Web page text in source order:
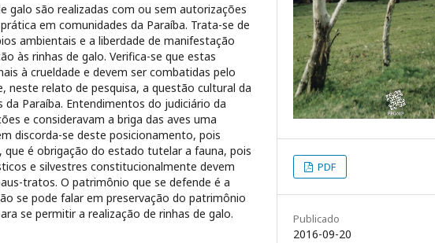
galo são realizadas com ou sem autorizações
em comunidades da Paraíba. Trata-se de
ambientais e a liberdade de manifestação
às rinhas de galo. Verifica-se que estas
à crueldade e devem ser combatidas pelo
neste relato de pesquisa, a questão cultural da
da Paraíba. Entendimentos do judiciário da
e consideravam a briga das aves uma
discorda-se deste posicionamento, pois
é obrigação do estado tutelar a fauna, pois
e silvestres constitucionalmente devem
tratos. O patrimônio que se defende é a
se pode falar em preservação do patrimônio
se permitir a realização de rinhas de galo.
PDF
Publicado
2016-09-20